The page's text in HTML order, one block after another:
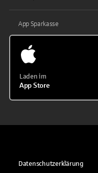
App Sparkasse
Laden im
App Store
Datenschutzerklärung